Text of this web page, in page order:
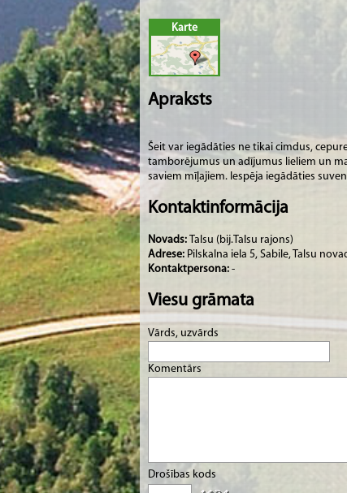
Karte
Apraksts
Šeit var iegādāties ne tikai cimdus,
tamborējumus un adījumus lieliem un
saviem mīļajiem. Iespēja iegādāties
Kontaktinformācija
Novads: Talsu (bij.Talsu rajons)
Adrese: Pilskalna iela 5, Sabile, Talsu
Kontaktpersona: -
Viesu grāmata
Vārds, uzvārds
Komentārs
Drošības kods